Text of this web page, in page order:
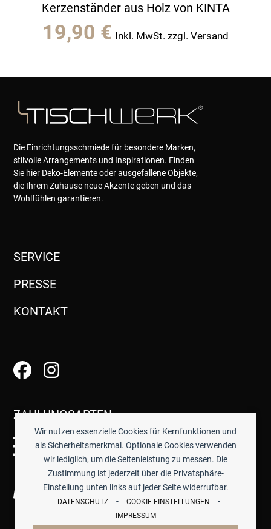
Wir nutzen essenzielle Cookies für Kernfunktionen und
als Sicherheitsmerkmal. Optionale Cookies verwenden
wir lediglich, um die Seitenleistung zu messen. Die
Zustimmung ist jederzeit über die Privatsphäre-
Einstellung unten links auf jeder Seite widerrufbar.
DATENSCHUTZ - COOKIE-EINSTELLUNGEN -
IMPRESSUM
Kerzenständer aus Holz von KINTA
19,90 € Inkl. MwSt. zzgl. Versand
Die Einrichtungsschmiede für besondere Marken,
stilvolle Arrangements und Inspirationen. Finden
Sie hier Deko-Elemente oder ausgefallene Objekte,
die Ihrem Zuhause neue Akzente geben und das
Wohlfühlen garantieren.
SERVICE
PRESSE
KONTAKT
ZAHLUNGSARTEN